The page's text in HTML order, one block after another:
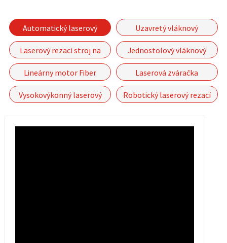
Automatický laserový
rezací stroj na rúry série
P-(A)
Uzavretý vláknový
laserový rezací stroj
Laserový rezací stroj na
rúry a dosky
Jednostolový vláknový
laserový rezací stroj série
GF
Lineárny motor Fiber
Laserový rezací stroj-GF-
Laserová zváračka
Vysokovýkonný laserový
Robotický laserový rezací